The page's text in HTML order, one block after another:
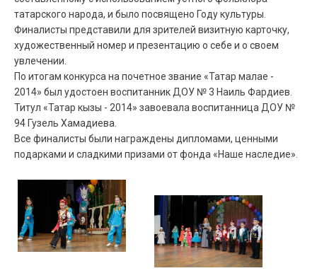
татарского народа, и было посвящено Году культуры.
Финалисты представили для зрителей визитную карточку,
художественный номер и презентацию о себе и о своем
увлечении.
По итогам конкурса на почетное звание «Татар малае -
2014» был удостоен воспитанник ДОУ № 3 Наиль Фардиев.
Титул «Татар кызы - 2014» завоевала воспитанница ДОУ №
94 Гузель Хамадиева.
Все финалисты были награждены дипломами, ценными
подарками и сладкими призами от фонда «Наше наследие».